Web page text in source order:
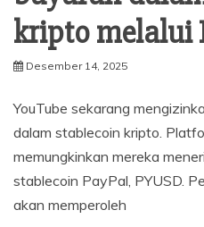
kripto melalui
Desember 14, 2025
YouTube sekarang
dalam stablecoin kripto.
memungkinkan mereka
stablecoin PayPal, PYUSD.
akan memperoleh